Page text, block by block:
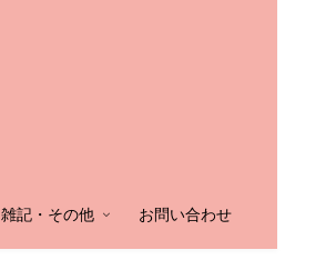
雑記・その他 お問い合わせ